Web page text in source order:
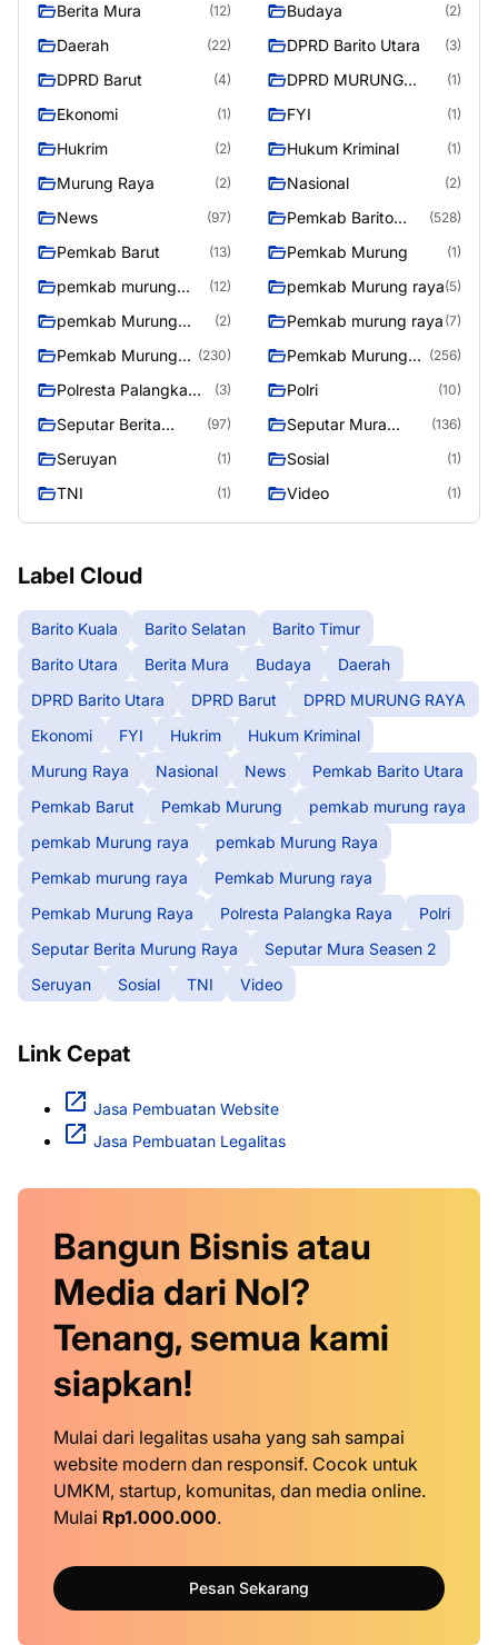
Berita Mura (12) Budaya (2)
Daerah (22) DPRD Barito Utara (3)
DPRD Barut (4)
DPRD MURUNG
(1)
Ekonomi (1) FYI (1)
Hukrim (2) Hukum Kriminal (1)
Murung Raya (2) Nasional (2)
News (97)
Pemkab Barito
(528)
Pemkab Barut (13) Pemkab Murung (1)
pemkab murung
(12) pemkab Murung raya(5)
pemkab Murung
(2) Pemkab murung raya (7)
Pemkab Murung
(230)
Pemkab Murung
(256)
Polresta Palangka
(3) Polri (10)
Seputar Berita
(97)
Seputar Mura
(136)
Seruyan (1) Sosial (1)
TNI (1) Video (1)
Label Cloud
Barito Kuala Barito Selatan
Barito Timur
Barito Utara
Berita Mura Budaya
Daerah
DPRD Barito Utara
DPRD Barut
DPRD MURUNG RAYA
Ekonomi
FYI Hukrim
Hukum Kriminal
Murung Raya
Nasional News
Pemkab Barito Utara
Pemkab Barut
Pemkab Murung
pemkab murung raya
pemkab Murung raya
pemkab Murung Raya
Pemkab murung raya
Pemkab Murung raya
Pemkab Murung Raya
Polresta Palangka Raya
Polri
Seputar Berita Murung Raya
Seputar Mura Seasen 2
Seruyan
Sosial TNI Video
Link Cepat
Jasa Pembuatan Website
Jasa Pembuatan Legalitas
Bangun Bisnis atau
Media dari Nol?
Tenang, semua kami
siapkan!
Mulai dari legalitas usaha yang sah sampai
website modern dan responsif. Cocok untuk
UMKM, startup, komunitas, dan media online.
Mulai Rp1.000.000.
Pesan Sekarang